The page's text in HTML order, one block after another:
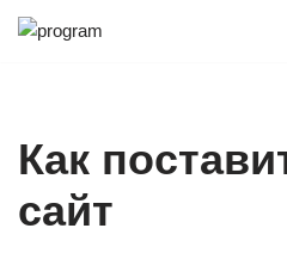
Как
сайт